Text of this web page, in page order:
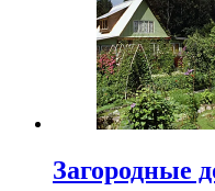
Загородные